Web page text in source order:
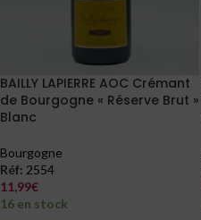
BAILLY LAPIERRE AOC Crémant
de Bourgogne « Réserve Brut »
Blanc
Bourgogne
Réf: 2554
11,99€
16 en stock